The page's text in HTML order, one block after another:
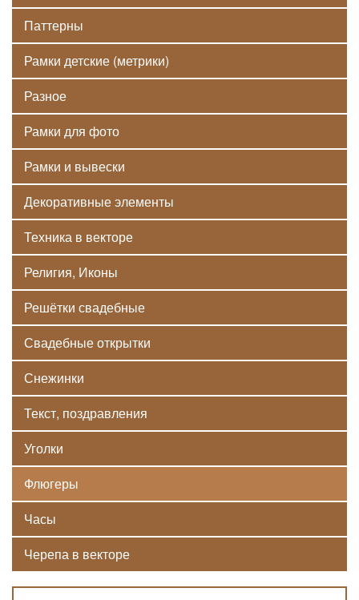
Паттерны
Рамки детские (метрики)
Разное
Рамки для фото
Рамки и вывески
Декоративные элементы
Техника в векторе
Религия, Иконы
Решётки свадебные
Свадебные открытки
Снежинки
Текст, поздравления
Уголки
Флюгеры
Часы
Черепа в векторе